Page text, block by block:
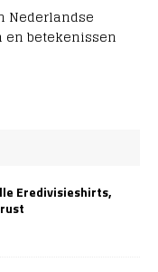
Nederlandse
en betekenissen
Eredivisieshirts,